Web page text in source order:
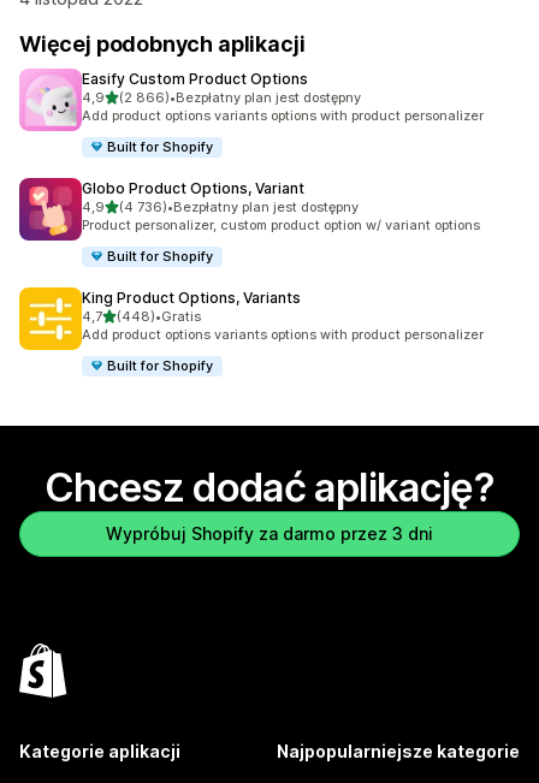
Więcej podobnych aplikacji
Easify Custom Product Options
4,9na 5 gwiazdek
(2 866)
Łączna liczba recenzji: 2866
•Bezpłatny plan jest dostępny
Add product options variants options with product personalizer
Built for Shopify
Globo Product Options, Variant
4,9na 5 gwiazdek
(4 736)
Łączna liczba recenzji: 4736
•Bezpłatny plan jest dostępny
Product personalizer, custom product option w/ variant options
Built for Shopify
King Product Options, Variants
4,7na 5 gwiazdek
(448)
Łączna liczba recenzji: 448
•Gratis
Add product options variants options with product personalizer
Built for Shopify
Chcesz dodać aplikację?
Wypróbuj Shopify za darmo przez 3 dni
Kategorie aplikacji Najpopularniejsze kategorie